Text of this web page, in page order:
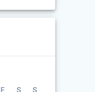
F S S